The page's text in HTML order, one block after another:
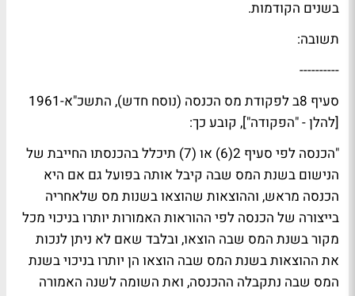
בשנים הקודמות.
תשובה:
----------
סעיף 8ב לפקודת מס הכנסה (נוסח חדש), התשכ"א-1961
[להלן - "הפקודה"], קובע כך:
"הכנסה לפי סעיף 2(6) או (7) תיכלל בהכנסתו החייבת של
הנישום בשנת המס שבה קיבל אותה בפועל גם אם היא
הכנסה מראש, וההוצאות שהוצאו בשנות מס שלאחריה
בייצורה של הכנסה לפי ההוראות האמורות יותרו בניכוי מכל
מקור בשנת המס שבה הוצאו, ובלבד שאם לא ניתן לנכות
את ההוצאות בשנת המס שבה הוצאו הן יותרו בניכוי בשנת
המס שבה נתקבלה ההכנסה, ואת השומה לשנה האמורה